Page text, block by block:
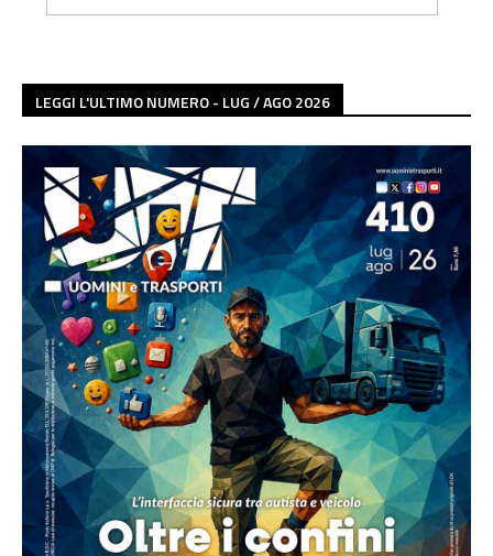
LEGGI L'ULTIMO NUMERO - LUG / AGO 2026